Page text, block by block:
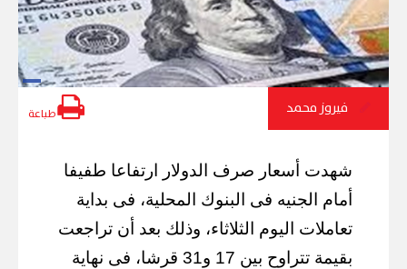
فيروز محمد طباعة
شهدت أسعار صرف الدولار ارتفاعا طفيفا
أمام الجنيه فى البنوك المحلية، فى بداية
تعاملات اليوم الثلاثاء، وذلك بعد أن تراجعت
بقيمة تتراوح بين 17 و31 قرشا، فى نهاية